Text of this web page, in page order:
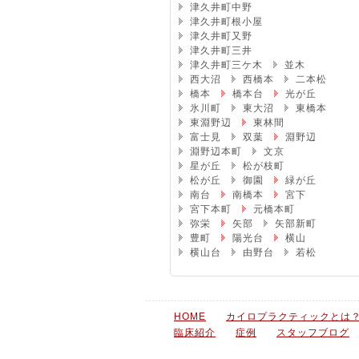
津久井町中野
津久井町根小屋
津久井町又野
津久井町三井
津久井町三ケ木
並木
西大沼
西橋本
二本松
橋本
橋本台
光が丘
氷川町
東大沼
東橋本
東淵野辺
東林間
富士見
双葉
淵野辺
淵野辺本町
文京
星が丘
松が枝町
松が丘
御園
緑が丘
南台
南橋本
宮下
宮下本町
元橋本町
弥栄
矢部
矢部新町
豊町
陽光台
横山
横山台
由野台 若松
HOME カイロプラクティックとは？
臨床紹介
症例 スタッフブログ